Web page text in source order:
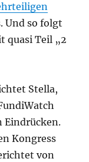
Und so folgt
quasi Teil „2
Stella,
Eindrücken.
Kongress
von